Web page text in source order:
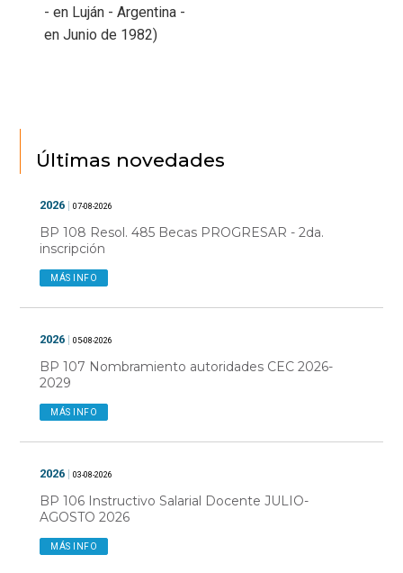
- en Luján - Argentina -
en Junio de 1982)
Últimas novedades
2026 | 07-08-2026
BP 108 Resol. 485 Becas PROGRESAR - 2da.
inscripción
MÁS INFO
2026 | 05-08-2026
BP 107 Nombramiento autoridades CEC 2026-
2029
MÁS INFO
2026 | 03-08-2026
BP 106 Instructivo Salarial Docente JULIO-
AGOSTO 2026
MÁS INFO